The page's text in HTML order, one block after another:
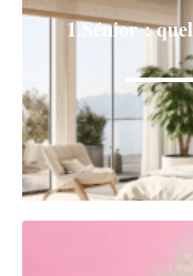
1.Sénior :